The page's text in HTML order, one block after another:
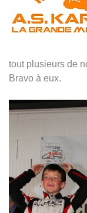
tout plusieurs de
Bravo à eux.